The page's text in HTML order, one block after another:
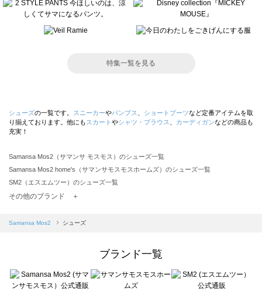
特集一覧を見る
シューズの一覧です。 スニーカーやパンプス ショートブーツなど定番アイテムを取
り揃えております。他にも スカート やシャツ・ブラウス カーディガンなどの商品も
充実！
Samansa Mos2（サマンサ モスモス）のシューズ一覧
Samansa Mos2 home's（サマンサモスモスホームズ）のシューズ一覧
SM2（エスエムツー）のシューズ一覧
TSUHARU by Samansa Mos2（ツハルバイサマンサモスモス）のシューズ一覧
Samansa Mos2 blue（サマンサモスモス ブルー）のシューズ一覧
sō4ū（ソウフォーユー）のシューズ一覧
Te chichi（テチチ）のシューズ一覧
Te chichi CLASSIC（テチチ クラシック）のシューズ一覧
その他のブランド ＋
Samansa Mos2 シューズ
ブランド一覧